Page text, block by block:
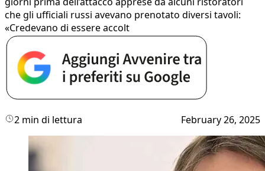
che gli ufficiali russi avevano prenotato diversi tavoli:
«Credevano di essere accolt
2 min di lettura February 26, 2025